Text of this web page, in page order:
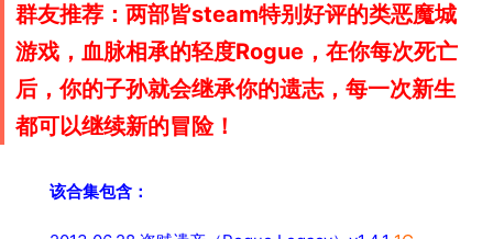
群友推荐：两部皆steam特别好评的类恶魔城
游戏，血脉相承的轻度Rogue，在你每次死亡
后，你的子孙就会继承你的遗志，每一次新生
都可以继续新的冒险！
该合集包含：